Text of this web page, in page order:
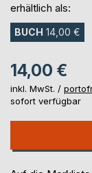
erhältlich als:
BUCH 14,00 €
14,00 €
inkl. MwSt. /
sofort verfügbar